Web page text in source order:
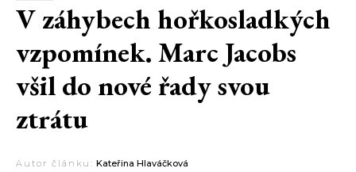
V záhybech hořkosladkých
vzpomínek. Marc Jacobs
všil do nové řady svou
ztrátu
Autor článku: Kateřina Hlaváčková